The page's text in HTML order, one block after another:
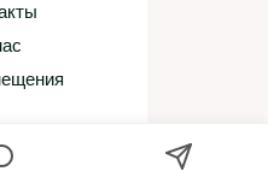
политика